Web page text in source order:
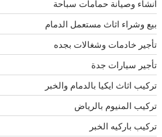
انشاء وصيانة حمامات سباحة
بيع وشراء اثاث مستعمل الدمام
تأجير خادمات وشغالات بجده
تأجير سيارات جدة
تركيب اثاث ايكيا بالدمام والخبر
تركيب المنيوم بالرياض
تركيب باركيه الخبر